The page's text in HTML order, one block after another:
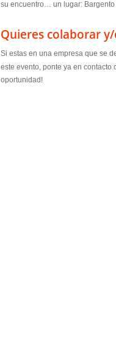
su encuentro… un lugar: Bargento
Quieres colaborar
Si estas en una empresa que se
este evento, ponte ya en contacto
oportunidad!